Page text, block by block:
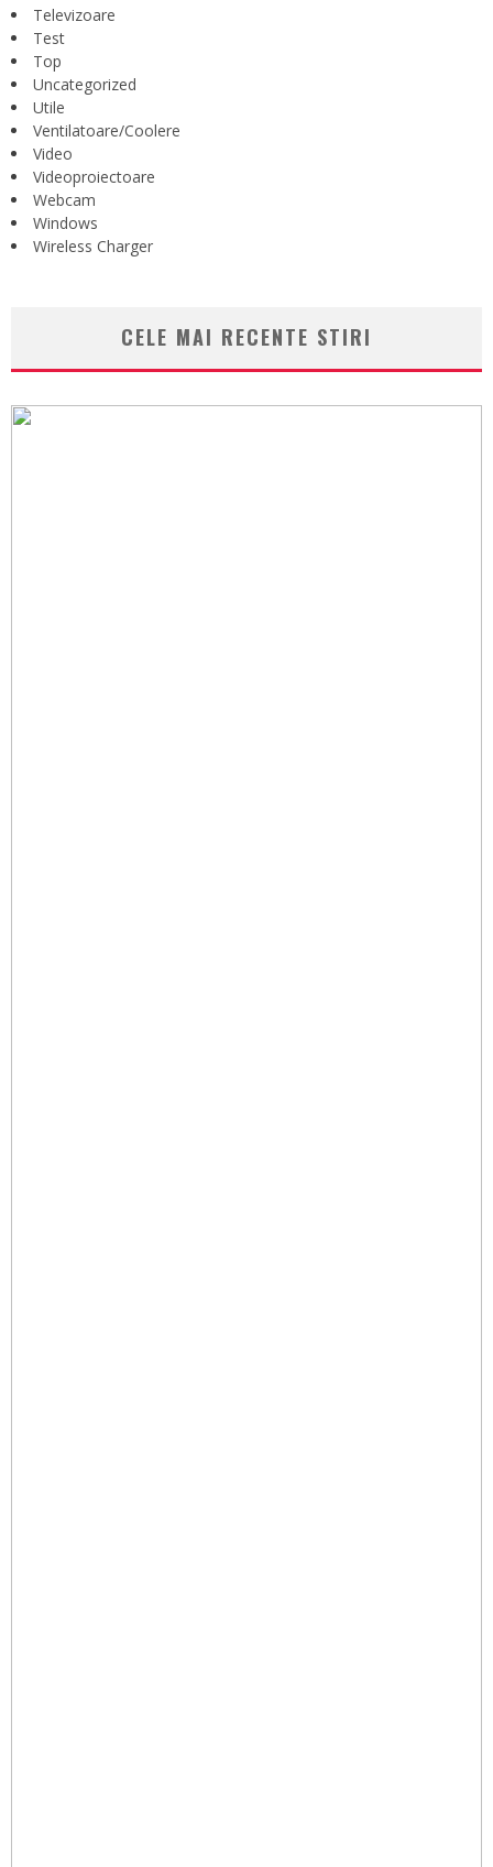
Televizoare
Test
Top
Uncategorized
Utile
Ventilatoare/Coolere
Video
Videoproiectoare
Webcam
Windows
Wireless Charger
CELE MAI RECENTE STIRI